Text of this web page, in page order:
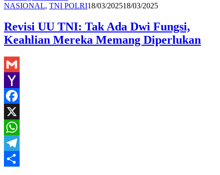
NASIONAL, TNI POLRIRedaksi
18/03/202518/03/2025
Revisi UU TNI: Tak Ada Dwi Fungsi,
Keahlian Mereka Memang Diperlukan
Gmail
Yahoo
Mail
Facebook
X
WhatsApp
Telegram